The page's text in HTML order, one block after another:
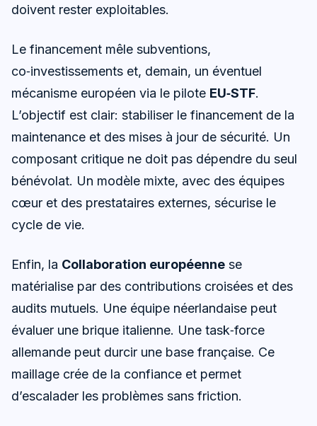
doivent rester exploitables.
Le financement mêle subventions,
co‑investissements et, demain, un éventuel
mécanisme européen via le pilote EU‑STF.
L’objectif est clair: stabiliser le financement de la
maintenance et des mises à jour de sécurité. Un
composant critique ne doit pas dépendre du seul
bénévolat. Un modèle mixte, avec des équipes
cœur et des prestataires externes, sécurise le
cycle de vie.
Enfin, la Collaboration européenne se
matérialise par des contributions croisées et des
audits mutuels. Une équipe néerlandaise peut
évaluer une brique italienne. Une task‑force
allemande peut durcir une base française. Ce
maillage crée de la confiance et permet
d’escalader les problèmes sans friction.